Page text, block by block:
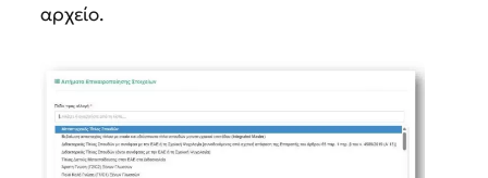
αρχείο.